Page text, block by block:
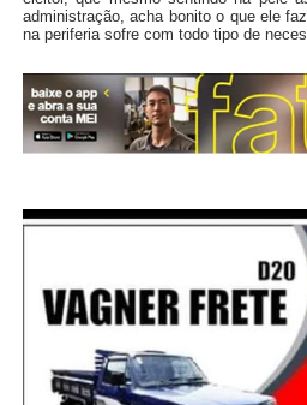
administração, acha bonito o que ele
na periferia sofre com todo tipo de